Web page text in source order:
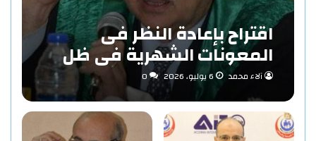
اقتراح بإعادة النظر فى
المعونات الشهرية فى ظل
مفهوم الاستدامة بقلم «د/
حاتم عبد المنعم احمد»
آلاء محمد 6 يوليو، 2026 0